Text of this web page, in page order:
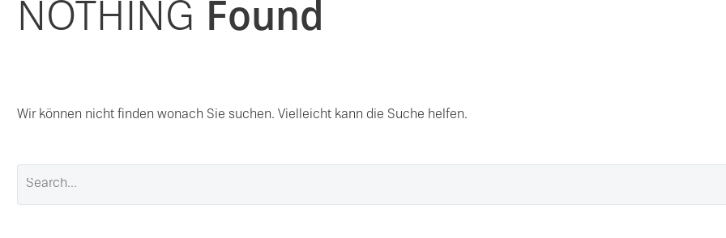
NOTHING Found
Wir können nicht finden wonach Sie suchen. Vielleicht kann die Suche helfen.